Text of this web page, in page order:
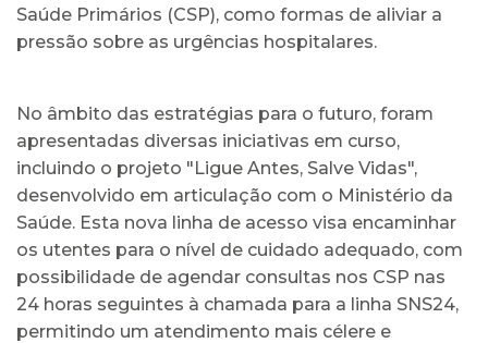
Saúde Primários (CSP), como formas de aliviar a
pressão sobre as urgências hospitalares.
No âmbito das estratégias para o futuro, foram
apresentadas diversas iniciativas em curso,
incluindo o projeto "Ligue Antes, Salve Vidas",
desenvolvido em articulação com o Ministério da
Saúde. Esta nova linha de acesso visa encaminhar
os utentes para o nível de cuidado adequado, com
possibilidade de agendar consultas nos CSP nas
24 horas seguintes à chamada para a linha SNS24,
permitindo um atendimento mais célere e